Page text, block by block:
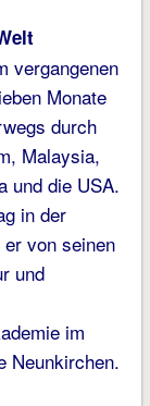
vergangenen
Monate
durch
Malaysia,
und die USA.
in der
von seinen
und
im
Neunkirchen.